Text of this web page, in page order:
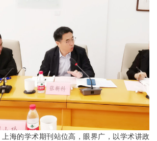
海的学术期刊站位高，眼界广，以学术讲政